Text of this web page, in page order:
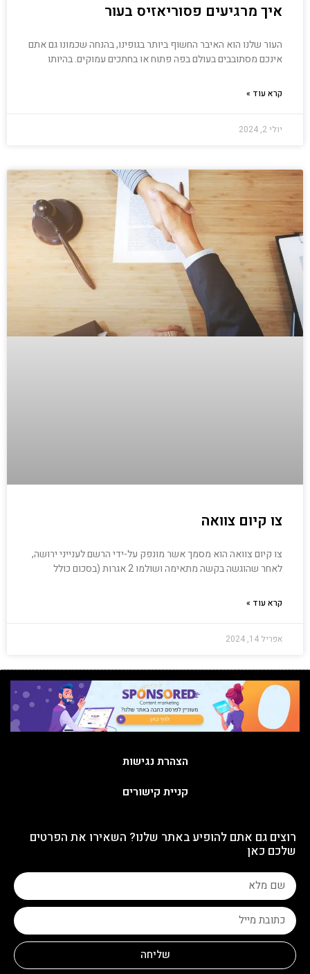
איך מרגיעים פסוריאזיס בעור
העור שלנו הוא האיבר החשוף ביותר בגופינו, בהנחה שכמונו גם אתם
אינכם מסתובבים בעולם בפה פתוח או בחתכים עמוקים. בהיותו
קרא עוד »
יולי 2, 2024
צו קיום צוואה
צו קיום צוואה הוא מסמך אשר מונפק על-ידי הרשם לענייני ירושה,
לאחר שהוגשה בקשה מתאימה ושולמו 2 אגרות (בסכום כולל
קרא עוד »
אפריל 14, 2024
הצהרת נגישות
קניית קישורים
רוצים גם אתם להופיע באתר שלנו? השאירו את הפרטים
שלכם כאן
שליחה